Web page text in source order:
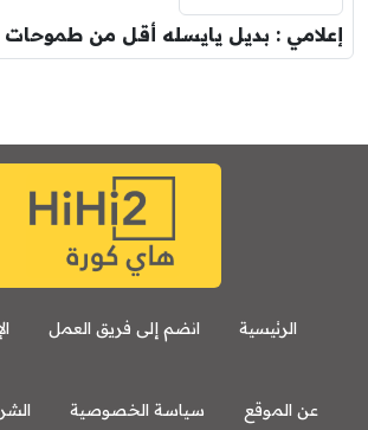
إعلامي : بديل يايسله أقل من طموحات
الرئيسية انضم إلى فريق العمل
عن الموقع سياسة الخصوصية